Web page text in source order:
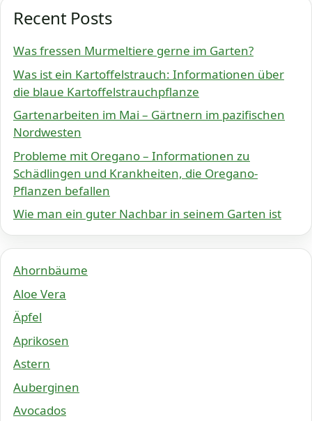
Recent Posts
Was fressen Murmeltiere gerne im Garten?
Was ist ein Kartoffelstrauch: Informationen über
die blaue Kartoffelstrauchpflanze
Gartenarbeiten im Mai – Gärtnern im pazifischen
Nordwesten
Probleme mit Oregano – Informationen zu
Schädlingen und Krankheiten, die Oregano-
Pflanzen befallen
Wie man ein guter Nachbar in seinem Garten ist
Ahornbäume
Aloe Vera
Äpfel
Aprikosen
Astern
Auberginen
Avocados